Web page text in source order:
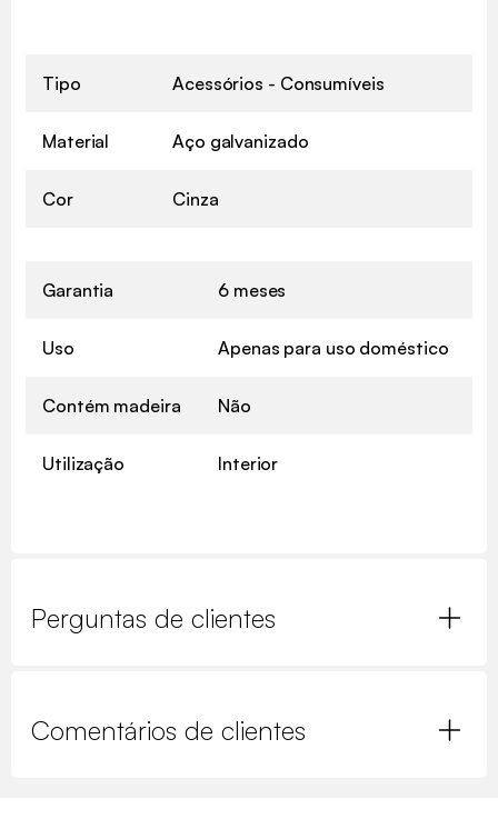
Tipo Acessórios - Consumíveis
Material Aço galvanizado
Cor Cinza
Garantia 6 meses
Uso Apenas para uso doméstico
Contém madeira Não
Utilização Interior
Perguntas de clientes
Comentários de clientes